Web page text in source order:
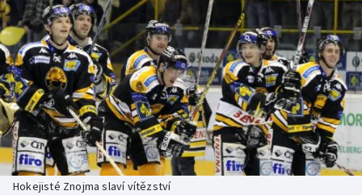
DALŠÍ SPORTY
Americký fotbal
Baseball a softbal
Basketbal
Biatlon
NEPŘEHLÉDNĚTE
Soutěže
Historické návraty
Aplikace ČT sport
Hokejisté Znojma slaví vítězství